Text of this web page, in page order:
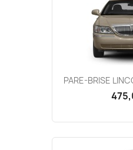
PARE-BRISE